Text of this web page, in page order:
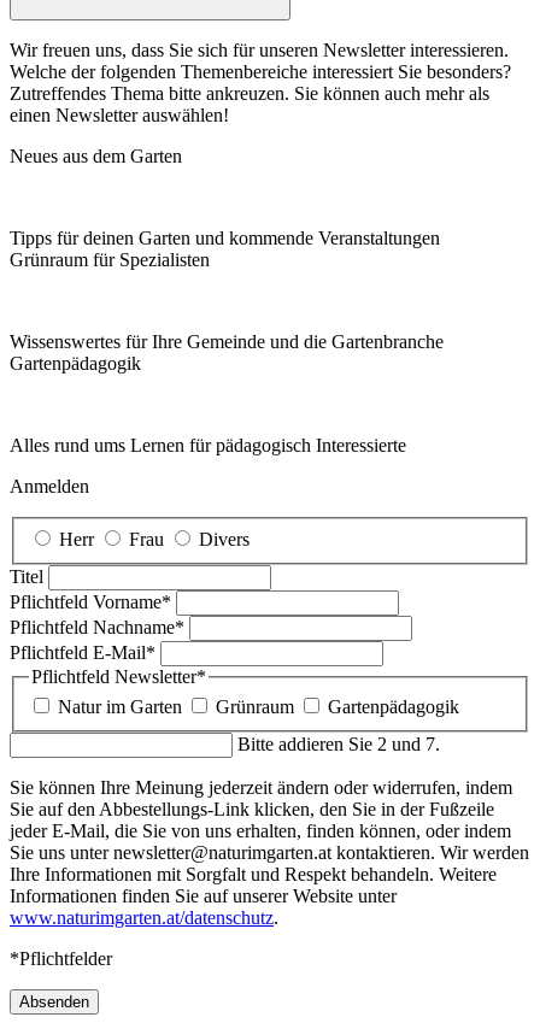
Wir freuen uns, dass Sie sich für unseren Newsletter interessieren.
Welche der folgenden Themenbereiche interessiert Sie besonders?
Zutreffendes Thema bitte ankreuzen. Sie können auch mehr als
einen Newsletter auswählen!
Neues aus dem Garten
Tipps für deinen Garten und kommende Veranstaltungen
Grünraum für Spezialisten
Wissenswertes für Ihre Gemeinde und die Gartenbranche
Garten­pädagogik
Alles rund ums Lernen für pädagogisch Interessierte
Anmelden
Herr Frau
Divers
Titel
Pflichtfeld Vorname*
Pflichtfeld Nachname*
Pflichtfeld E-Mail*
Pflichtfeld Newsletter*
Natur im Garten
Grünraum
Gartenpädagogik
Bitte addieren Sie 2 und 7.
Sie können Ihre Meinung jederzeit ändern oder widerrufen, indem
Sie auf den Abbestellungs-Link klicken, den Sie in der Fußzeile
jeder E-Mail, die Sie von uns erhalten, finden können, oder indem
Sie uns unter newsletter@naturimgarten.at kontaktieren. Wir werden
Ihre Informationen mit Sorgfalt und Respekt behandeln. Weitere
Informationen finden Sie auf unserer Website unter
www.naturimgarten.at/datenschutz.
*Pflichtfelder
Absenden